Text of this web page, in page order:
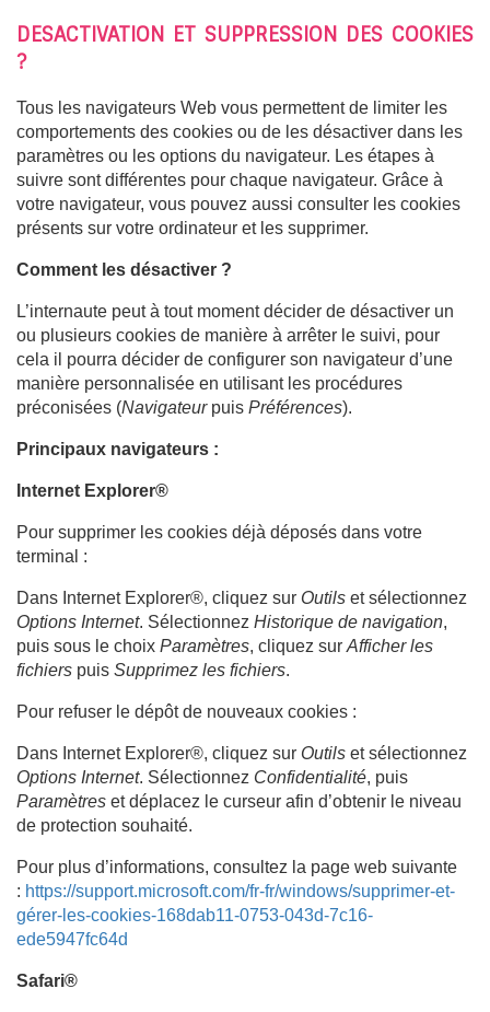
DESACTIVATION ET SUPPRESSION DES COOKIES
?
Tous les navigateurs Web vous permettent de limiter les
comportements des cookies ou de les désactiver dans les
paramètres ou les options du navigateur. Les étapes à
suivre sont différentes pour chaque navigateur. Grâce à
votre navigateur, vous pouvez aussi consulter les cookies
présents sur votre ordinateur et les supprimer.
Comment les désactiver ?
L’internaute peut à tout moment décider de désactiver un
ou plusieurs cookies de manière à arrêter le suivi, pour
cela il pourra décider de configurer son navigateur d’une
manière personnalisée en utilisant les procédures
préconisées (Navigateurpuis Préférences).
Principaux navigateurs :
Internet Explorer®
Pour supprimer les cookies déjà déposés dans votre
terminal :
Dans Internet Explorer®, cliquez sur Outils et sélectionnez
Options Internet. Sélectionnez Historique de navigation,
puis sous le choix Paramètres, cliquez sur Afficher les
fichiers puis Supprimez les fichiers.
Pour refuser le dépôt de nouveaux cookies :
Dans Internet Explorer®, cliquez sur Outils et sélectionnez
Options Internet. Sélectionnez Confidentialité, puis
Paramètres et déplacez le curseur afin d’obtenir le niveau
de protection souhaité.
Pour plus d’informations, consultez la page web suivante
: https://support.microsoft.com/fr-fr/windows/supprimer-et-
gérer-les-cookies-168dab11-0753-043d-7c16-
ede5947fc64d
Safari®